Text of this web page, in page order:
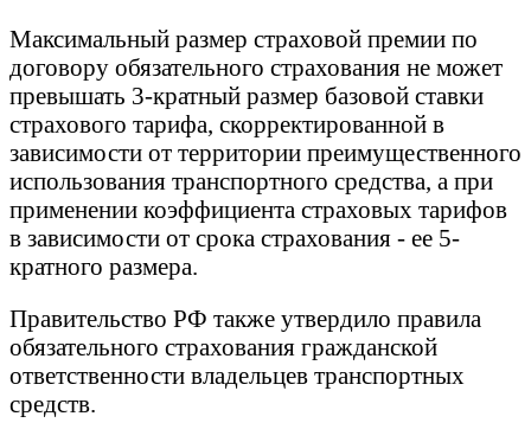
Максимальный размер страховой премии по
договору обязательного страхования не может
превышать 3-кратный размер базовой ставки
страхового тарифа, скорректированной в
зависимости от территории преимущественного
использования транспортного средства, а при
применении коэффициента страховых тарифов
в зависимости от срока страхования - ее 5-
кратного размера.
Правительство РФ также утвердило правила
обязательного страхования гражданской
ответственности владельцев транспортных
средств.